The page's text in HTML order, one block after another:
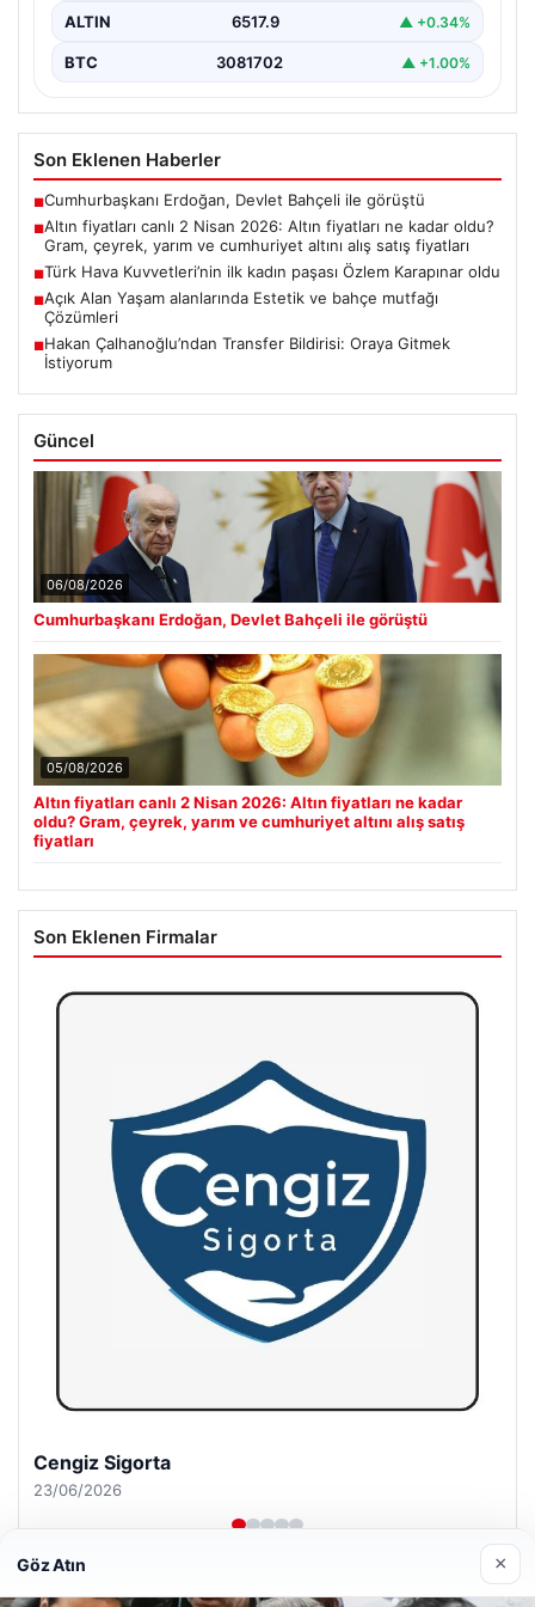
ALTIN 6517.9 ▲ +0.34%
BTC 3081702 ▲ +1.00%
Son Eklenen Haberler
■Cumhurbaşkanı Erdoğan, Devlet Bahçeli ile görüştü
■Altın fiyatları canlı 2 Nisan 2026: Altın fiyatları ne kadar oldu?
Gram, çeyrek, yarım ve cumhuriyet altını alış satış fiyatları
■Türk Hava Kuvvetleri’nin ilk kadın paşası Özlem Karapınar oldu
■Açık Alan Yaşam alanlarında Estetik ve bahçe mutfağı
Çözümleri
■Hakan Çalhanoğlu’ndan Transfer Bildirisi: Oraya Gitmek
İstiyorum
Güncel
06/08/2026
Cumhurbaşkanı Erdoğan, Devlet Bahçeli ile görüştü
05/08/2026
Altın fiyatları canlı 2 Nisan 2026: Altın fiyatları ne kadar
oldu? Gram, çeyrek, yarım ve cumhuriyet altını alış satış
fiyatları
Son Eklenen Firmalar
Hastaş Beton
26/05/2026
Göz Atın ×